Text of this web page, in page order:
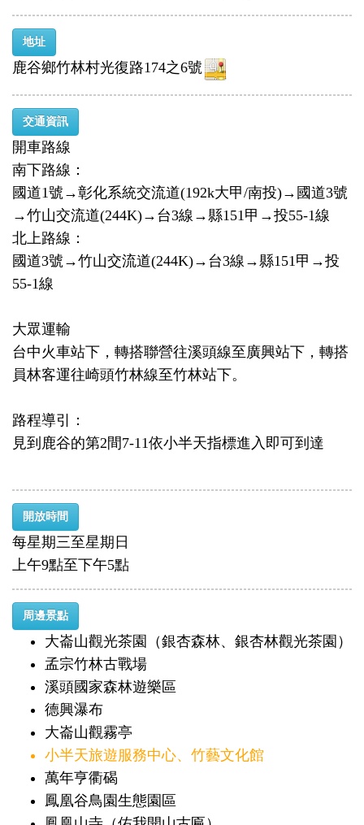
地址
鹿谷鄉竹林村光復路174之6號
交通資訊
開車路線
南下路線：
國道1號→彰化系統交流道(192k大甲/南投)→國道3號
→竹山交流道(244K)→台3線→縣151甲→投55-1線
北上路線：
國道3號→竹山交流道(244K)→台3線→縣151甲→投
55-1線
大眾運輸
台中火車站下，轉搭聯營往溪頭線至廣興站下，轉搭
員林客運往崎頭竹林線至竹林站下。
路程導引：
見到鹿谷的第2間7-11依小半天指標進入即可到達
開放時間
每星期三至星期日
上午9點至下午5點
周邊景點
大崙山觀光茶園（銀杏森林、銀杏林觀光茶園）
孟宗竹林古戰場
溪頭國家森林遊樂區
德興瀑布
大崙山觀霧亭
小半天旅遊服務中心、竹藝文化館
萬年亨衢碣
鳳凰谷鳥園生態園區